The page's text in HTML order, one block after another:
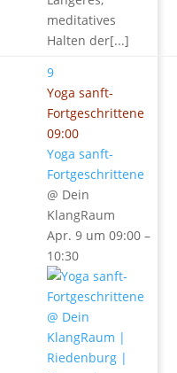
meditatives
Halten der[...]
9
Yoga sanft-
Fortgeschrittene
09:00
Yoga sanft-
Fortgeschrittene
@ Dein
KlangRaum
Apr. 9 um 09:00 –
10:30